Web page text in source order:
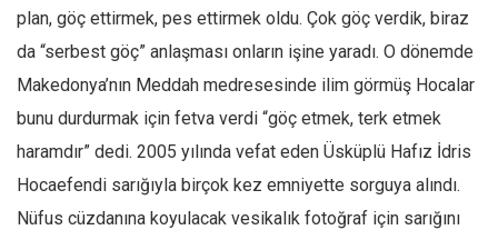
plan, göç ettirmek, pes ettirmek oldu. Çok göç verdik, biraz
da “serbest göç” anlaşması onların işine yaradı. O dönemde
Makedonya’nın Meddah medresesinde ilim görmüş Hocalar
bunu durdurmak için fetva verdi “göç etmek, terk etmek
haramdır” dedi. 2005 yılında vefat eden Üsküplü Hafız İdris
Hocaefendi sarığıyla birçok kez emniyette sorguya alındı.
Nüfus cüzdanına koyulacak vesikalık fotoğraf için sarığını